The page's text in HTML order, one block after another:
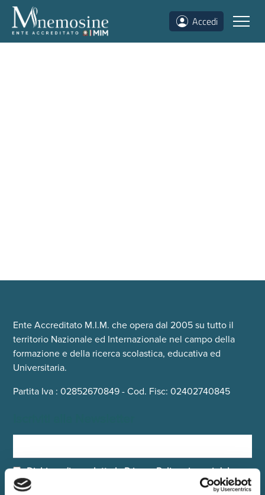
Accedi
Ente Accreditato M.I.M. che opera dal 2005 su tutto il
territorio Nazionale ed Internazionale nel campo della
formazione e della ricerca scolastica, educativa ed
Universitaria.
Partita Iva : 02852670849 - Cod. Fisc: 02402740845
Dichiaro di aver letto laPrivacy Policyai sensi del
Regolamento UE 2016/679 (GDPR)